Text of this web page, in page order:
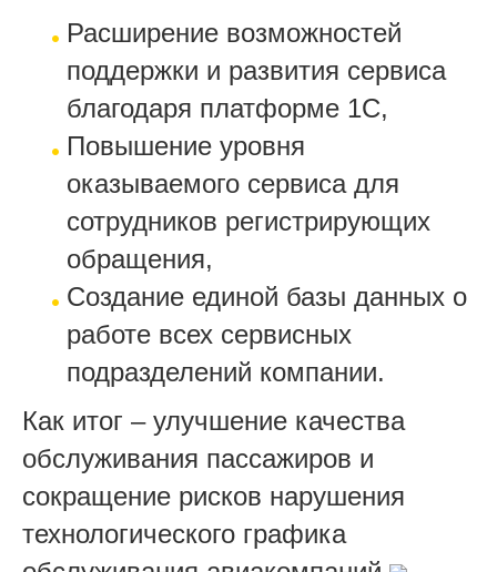
Расширение возможностей
поддержки и развития сервиса
благодаря платформе 1С,
Повышение уровня
оказываемого сервиса для
сотрудников регистрирующих
обращения,
Создание единой базы данных о
работе всех сервисных
подразделений компании.
Как итог – улучшение качества
обслуживания пассажиров и
сокращение рисков нарушения
технологического графика